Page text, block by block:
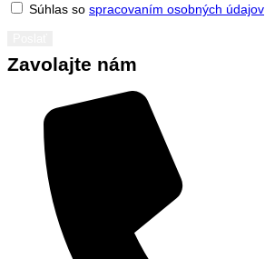
Súhlas so spracovaním osobných údajov
Zavolajte nám